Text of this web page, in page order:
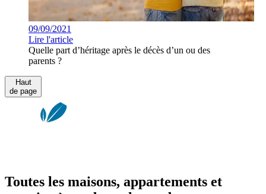
09/09/2021
Lire l'article
Quelle part d’héritage après le décès d’un ou des
parents ?
Haut
de page
Toutes les maisons, appartements et